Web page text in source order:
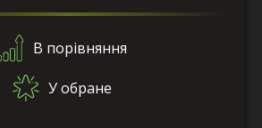
В порівняння
У обране